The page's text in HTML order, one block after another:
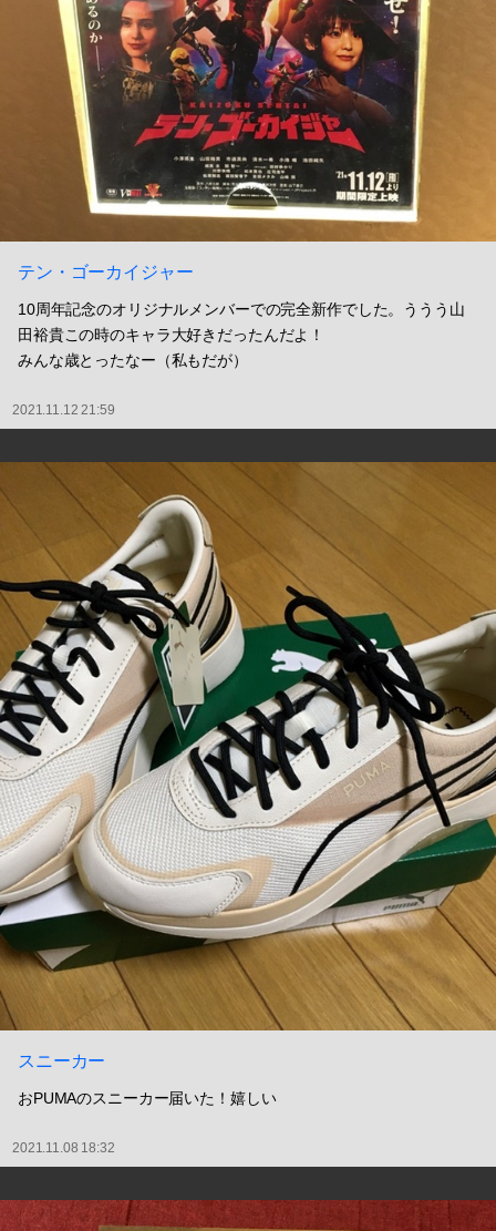
テン・ゴーカイジャー
10周年記念のオリジナルメンバーでの完全新作でした。ううう山
田裕貴この時のキャラ大好きだったんだよ！
みんな歳とったなー（私もだが）
2021.11.12 21:59
スニーカー
おPUMAのスニーカー届いた！嬉しい
2021.11.08 18:32